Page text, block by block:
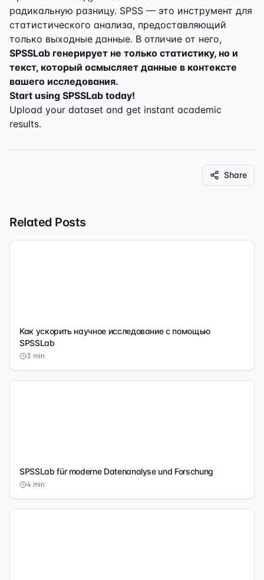
радикальную разницу. SPSS — это инструмент для
статистического анализа, предоставляющий
только выходные данные. В отличие от него,
SPSSLab генерирует не только статистику, но и
текст, который осмысляет данные в контексте
вашего исследования.
Start using SPSSLab today!
Upload your dataset and get instant academic
results.
Share
Related Posts
Как ускорить научное исследование с помощью
SPSSLab
3 min
SPSSLab für moderne Datenanalyse und Forschung
4 min